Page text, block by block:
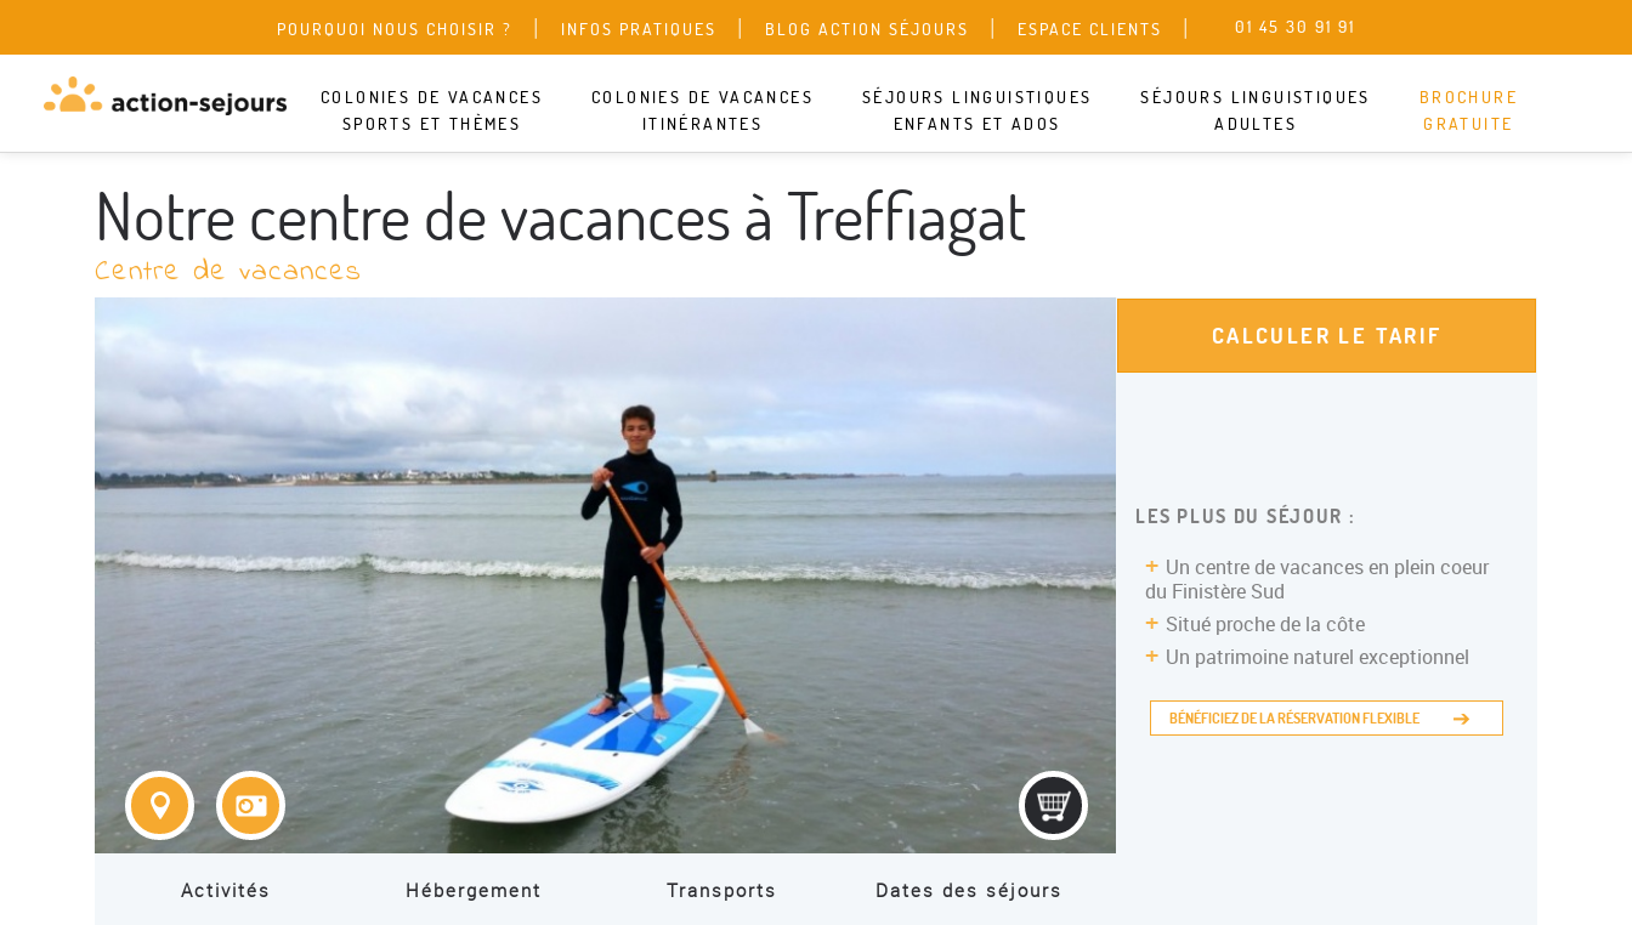
POURQUOI NOUS CHOISIR ? INFOS PRATIQUES BLOG ACTION SÉJOURS ESPACE CLIENTS 01 45 30 91 91
COLONIES DE VACANCES
SPORTS ET THÈMES
COLONIES DE VACANCES
ITINÉRANTES
SÉJOURS LINGUISTIQUES
ENFANTS ET ADOS
SÉJOURS LINGUISTIQUES
ADULTES
BROCHURE
GRATUITE
Ce centre n’a pas de séjour en ce moment, mais ne partez pas
trop vite : découvrez nos autres séjours qui pourraient vous
plaire.
SÉJOUR LINGUISTIQUE ENFANT
COLONIE SPORTS ET THÈMES
COLONIE ITINERANTE ADO
Centre de vacances
Activités Hébergement Transports Dates des séjours
CALCULER LE TARIF
LES PLUS DU SÉJOUR :
Un centre de vacances en plein coeur
du Finistère Sud
Situé proche de la côte
Un patrimoine naturel exceptionnel
BÉNÉFICIEZ DE LA RÉSERVATION FLEXIBLE
Notre centre de vacances à Treffiagat